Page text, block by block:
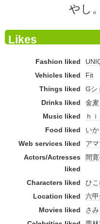
やし。
Likes
Fashion liked
Vehicles liked
Fit
Things liked
Gシ
Drinks liked
金
Music liked
ｈ
Food liked
いか
Web services liked
ア
Actors/Actresses
liked
間
Characters liked
ひ
Location liked
六
Movies liked
さ